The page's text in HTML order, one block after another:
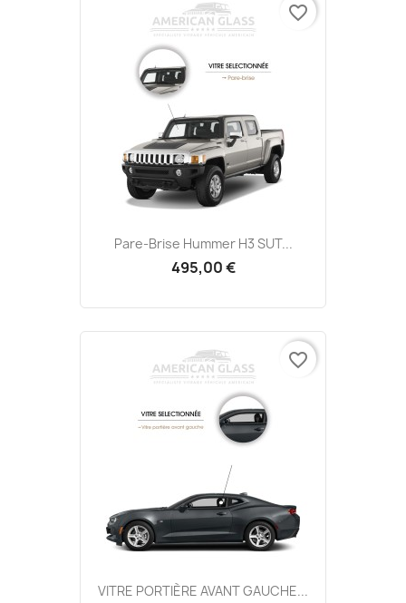
Pare-Brise Hummer H3 SUT...
495,00 €
favorite_border
VITRE PORTIÈRE AVANT GAUCHE...
favorite_border